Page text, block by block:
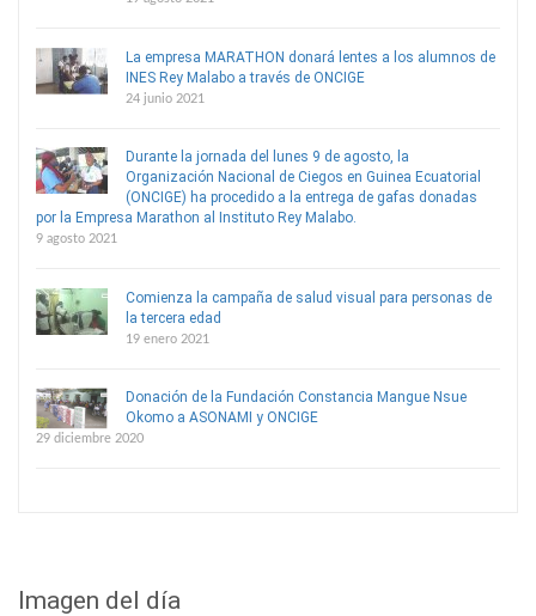
La empresa MARATHON donará lentes a los alumnos de
INES Rey Malabo a través de ONCIGE
24 junio 2021
Durante la jornada del lunes 9 de agosto, la
Organización Nacional de Ciegos en Guinea Ecuatorial
(ONCIGE) ha procedido a la entrega de gafas donadas
por la Empresa Marathon al Instituto Rey Malabo.
9 agosto 2021
Comienza la campaña de salud visual para personas de
la tercera edad
19 enero 2021
Donación de la Fundación Constancia Mangue Nsue
Okomo a ASONAMI y ONCIGE
29 diciembre 2020
Imagen del día